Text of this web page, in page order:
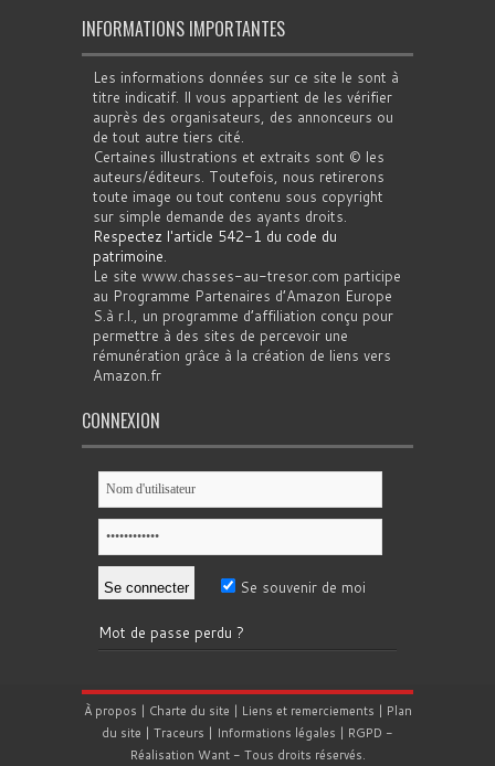
INFORMATIONS IMPORTANTES
Les informations données sur ce site le sont à
titre indicatif. Il vous appartient de les vérifier
auprès des organisateurs, des annonceurs ou
de tout autre tiers cité.
Certaines illustrations et extraits sont © les
auteurs/éditeurs. Toutefois, nous retirerons
toute image ou tout contenu sous copyright
sur simple demande des ayants droits.
Respectez l'article 542-1 du code du
patrimoine.
Le site www.chasses-au-tresor.com participe
au Programme Partenaires d’Amazon Europe
S.à r.l., un programme d’affiliation conçu pour
permettre à des sites de percevoir une
rémunération grâce à la création de liens vers
Amazon.fr
CONNEXION
Se souvenir de moi
Mot de passe perdu ?
À propos | Charte du site | Liens et remerciements | Plan
du site | Traceurs | Informations légales | RGPD -
Réalisation Want- Tous droits réservés.